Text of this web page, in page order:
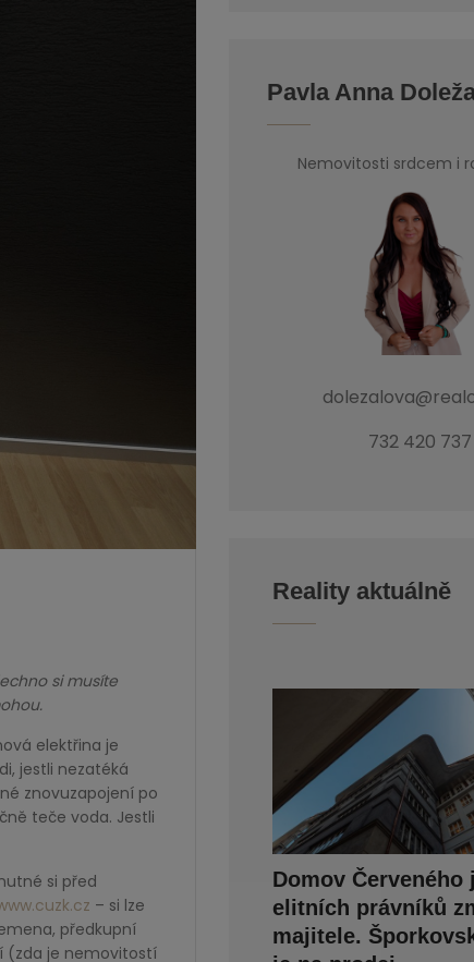
si musíte
elektřina je
jestli nezatéká
znovuzapojení po
teče voda. Jestli
si před
– si lze
předkupní
(zda je nemovitostí
Pavla Anna
Nemovitosti srdcem i
732 420 737
Reality aktuálně
Domov Červeného
elitních právníků
majitele.